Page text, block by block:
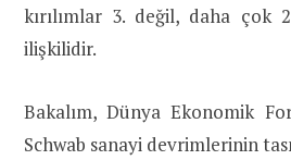
kırılımlar 3. değil, daha çok
ilişkilidir.
Bakalım, Dünya Ekonomik
Schwab sanayi devrimlerinin